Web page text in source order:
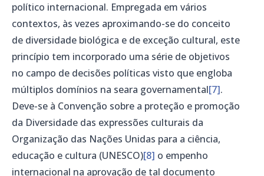
político internacional. Empregada em vários
contextos, às vezes aproximando-se do conceito
de diversidade biológica e de exceção cultural, este
princípio tem incorporado uma série de objetivos
no campo de decisões políticas visto que engloba
múltiplos domínios na seara governamental[7].
Deve-se à Convenção sobre a proteção e promoção
da Diversidade das expressões culturais da
Organização das Nações Unidas para a ciência,
educação e cultura (UNESCO)[8] o empenho
internacional na aprovação de tal documento